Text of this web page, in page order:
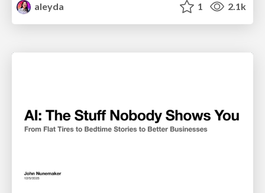
aleyda
1 2.1k